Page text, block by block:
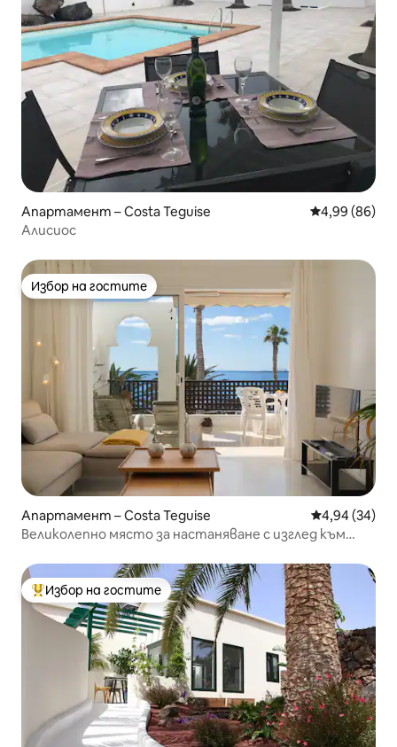
Апартамент – Costa Teguise Средна
4,99 (86)
Алисиос
Избор на гостите
Избор на гостите
Апартамент – Costa Teguise Средна
4,94 (34)
Великолепно място за настаняване с изглед към
Най-популярен избор на гостите
Избор на гостите